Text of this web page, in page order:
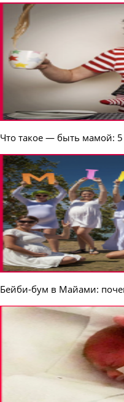
Что такое — быть мамой:
Бейби-бум в Майами: